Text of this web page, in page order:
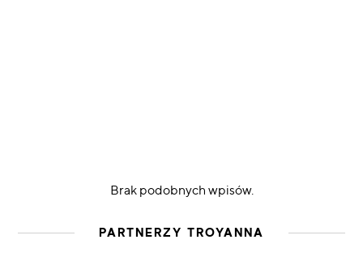
Brak podobnych wpisów.
PARTNERZY TROYANNA